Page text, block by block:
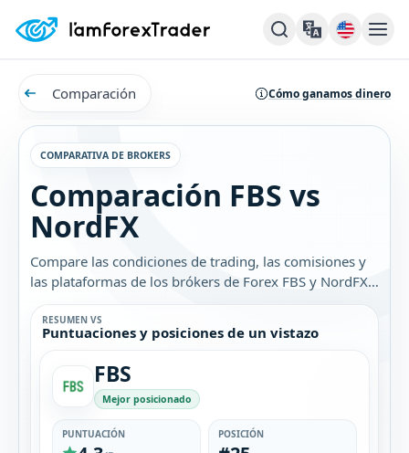
Comparación Cómo ganamos dinero
COMPARATIVA DE BROKERS
Comparación FBS vs
NordFX
Compare las condiciones de trading, las comisiones y
las plataformas de los brókers de Forex FBS y NordFX.
Descubra cuál es el mejor bróker para usted.
RESUMEN VS
Puntuaciones y posiciones de un vistazo
FBS
Mejor posicionado
PUNTUACIÓN POSICIÓN